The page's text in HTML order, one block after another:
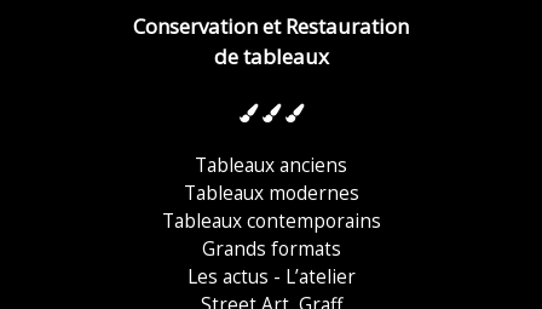
Conservation et Restauration
de tableaux
Tableaux anciens
Tableaux modernes
Tableaux contemporains
Grands formats
Les actus - L’atelier